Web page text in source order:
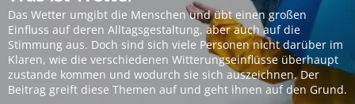
Das Wetter umgibt die Menschen und übt einen großen
Einfluss auf deren Alltagsgestaltung, aber auch auf die
Stimmung aus. Doch sind sich viele Personen nicht darüber im
Klaren, wie die verschiedenen Witterungseinflüsse überhaupt
zustande kommen und wodurch sie sich auszeichnen. Der
Beitrag greift diese Themen auf und geht ihnen auf den Grund.